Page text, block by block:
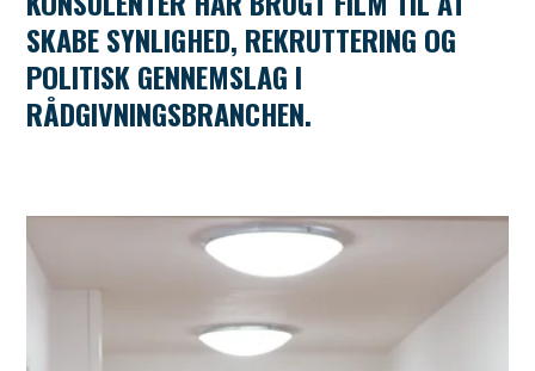
SKABE SYNLIGHED, REKRUTTERING OG
POLITISK GENNEMSLAG I
RÅDGIVNINGSBRANCHEN.